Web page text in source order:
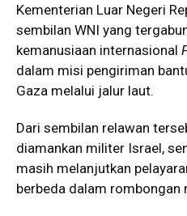
Kementerian Luar Negeri
sembilan WNI yang
kemanusiaan internasional
dalam misi pengiriman
Gaza melalui jalur laut.
Dari sembilan relawan
diamankan militer Israel,
masih melanjutkan
berbeda dalam rombongan